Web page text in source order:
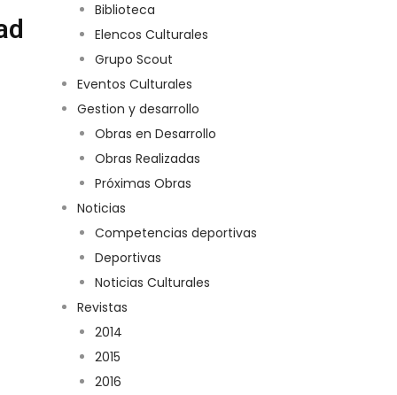
Biblioteca
Elencos Culturales
Grupo Scout
Eventos Culturales
Gestion y desarrollo
Obras en Desarrollo
Obras Realizadas
Próximas Obras
Noticias
Competencias deportivas
Deportivas
Noticias Culturales
Revistas
2014
2015
2016